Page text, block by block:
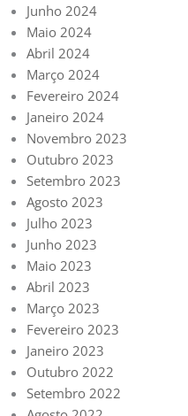
Junho 2024
Maio 2024
Abril 2024
Março 2024
Fevereiro 2024
Janeiro 2024
Novembro 2023
Outubro 2023
Setembro 2023
Agosto 2023
Julho 2023
Junho 2023
Maio 2023
Abril 2023
Março 2023
Fevereiro 2023
Janeiro 2023
Outubro 2022
Setembro 2022